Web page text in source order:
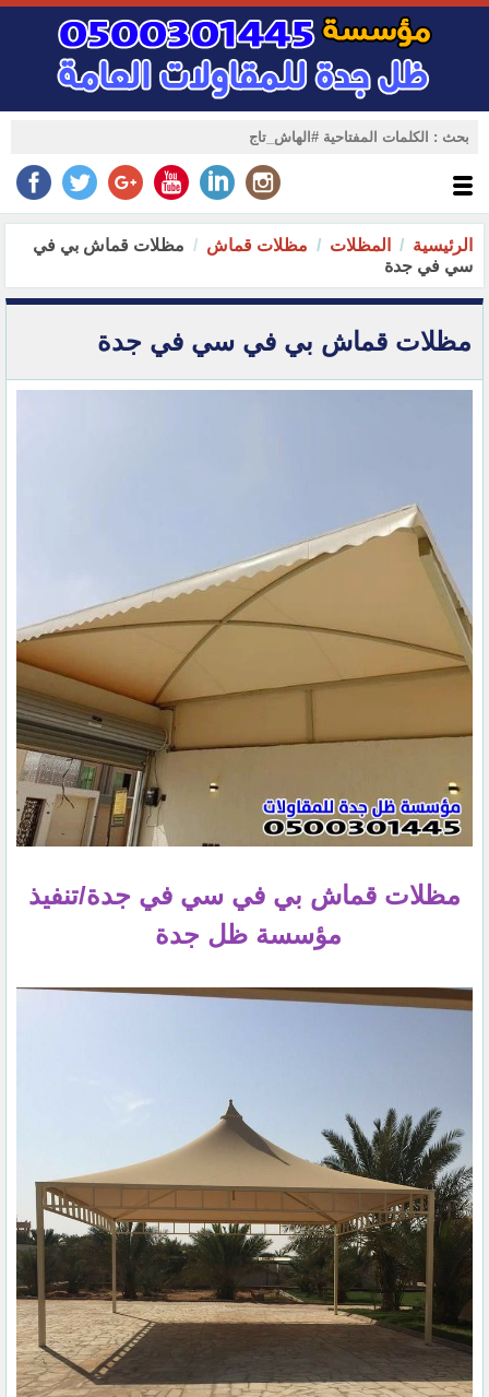
الرئيسية المظلات مظلات قماش
مظلات قماش بي في
سي في جدة
مظلات قماش بي في سي في جدة
مظلات قماش بي في سي في جدة/تنفيذ
مؤسسة ظل جدة